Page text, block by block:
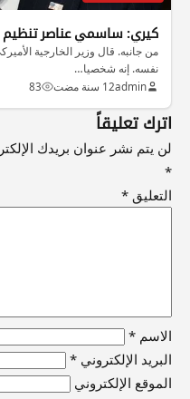
كيري: ساسمي عناصر تنظيم
من جانبه. قال وزير الخارجية
نفسه. إنه شخصيا…
admin12 سنة مضت 83
اترك تعليقاً
لن يتم نشر عنوان بريدك
*
التعليق *
الاسم *
البريد الإلكتروني *
الموقع الإلكتروني